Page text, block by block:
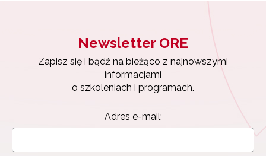
Newsletter ORE
Zapisz się i bądź na bieżąco z najnowszymi
informacjami
o szkoleniach i programach.
Adres e-mail:
Zapisz się i bądź na bieżąco z najnowszymi